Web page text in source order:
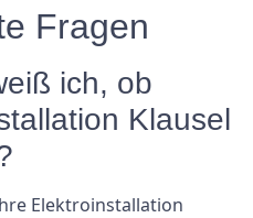
Fragen
ich, ob
Klausel
Elektroinstallation